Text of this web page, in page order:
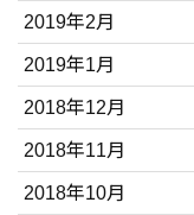
2019年2月
2019年1月
2018年12月
2018年11月
2018年10月